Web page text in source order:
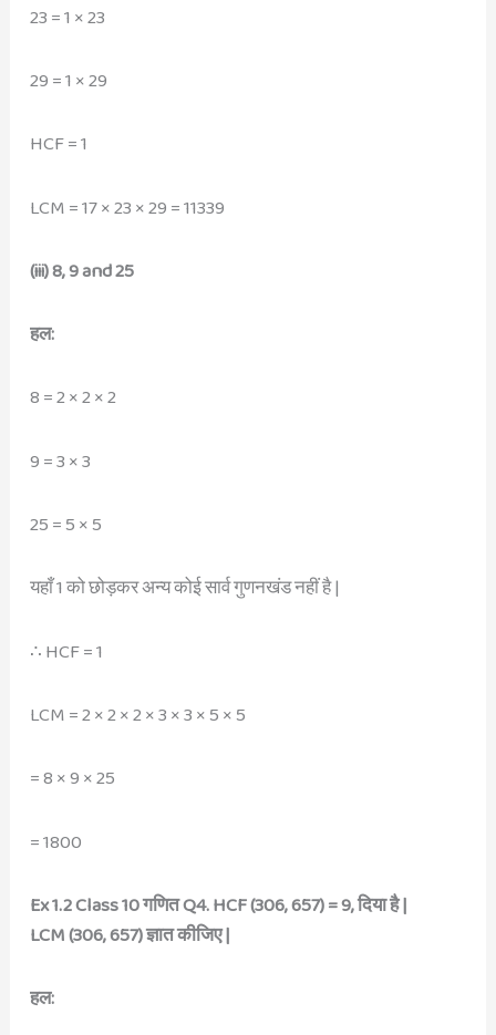
23 = 1 × 23
29 = 1 × 29
HCF = 1
LCM = 17 × 23 × 29 = 11339
(iii) 8, 9 and 25
हल:
8 = 2 × 2 × 2
9 = 3 × 3
25 = 5 × 5
यहाँ 1 को छोड़कर अन्य कोई सार्व गुणनखंड नहीं है |
∴ HCF = 1
LCM = 2 × 2 × 2 × 3 × 3 × 5 × 5
= 8 × 9 × 25
= 1800
Ex 1.2 Class 10 गणित Q4. HCF (306, 657) = 9, दिया है |
LCM (306, 657) ज्ञात कीजिए |
हल: